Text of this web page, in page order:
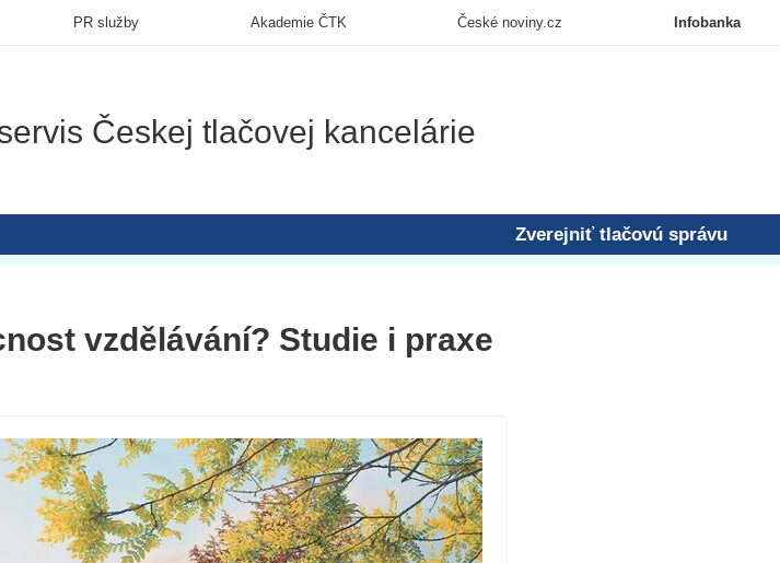
Českej tlačovej kancelárie
Zverejniť tlačovú správu
Infobanka
PR služby Akademie ČTK České noviny.cz
vzdělávání? Studie i praxe